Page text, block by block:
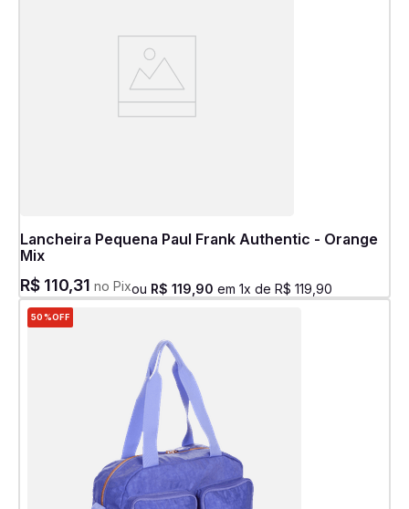
Lancheira Pequena Paul Frank Authentic - Orange
Mix
R$ 110,31 no Pixou R$ 119 90 em 1x de R$ 119 90
50%OFF